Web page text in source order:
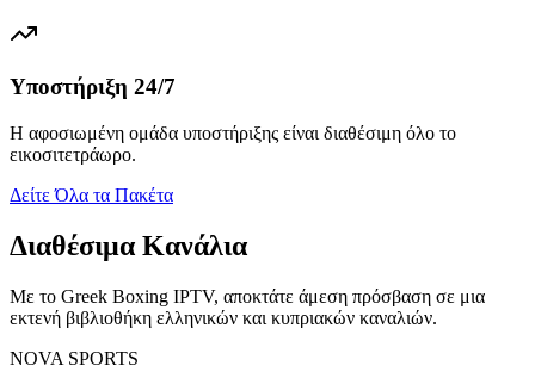
Υποστήριξη 24/7
Η αφοσιωμένη ομάδα υποστήριξης είναι διαθέσιμη όλο το
εικοσιτετράωρο.
Δείτε Όλα τα Πακέτα
Διαθέσιμα Κανάλια
Με το Greek Boxing IPTV, αποκτάτε άμεση πρόσβαση σε μια
εκτενή βιβλιοθήκη ελληνικών και κυπριακών καναλιών.
NOVA SPORTS